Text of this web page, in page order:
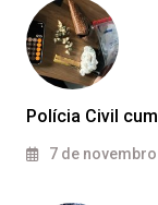
Polícia Civil
7 de